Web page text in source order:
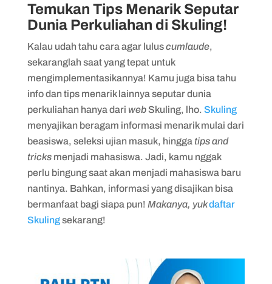
Temukan Tips Menarik Seputar
Dunia Perkuliahan di Skuling!
Kalau udah tahu cara agar luluscumlaude,
sekaranglah saat yang tepat untuk
mengimplementasikannya! Kamu juga bisa tahu
info dan tips menarik lainnya seputar dunia
perkuliahan hanya dari web Skuling, lho. Skuling
menyajikan beragam informasi menarik mulai dari
beasiswa, seleksi ujian masuk, hingga tips and
tricksmenjadi mahasiswa. Jadi, kamu nggak
perlu bingung saat akan menjadi mahasiswa baru
nantinya. Bahkan, informasi yang disajikan bisa
bermanfaat bagi siapa pun! Makanya, yukdaftar
Skulingsekarang!